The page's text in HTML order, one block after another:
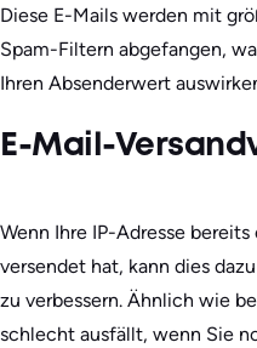
Diese E-Mails werden mit
Spam-Filtern abgefangen,
Ihren Absenderwert
E-Mail-
Wenn Ihre IP-Adresse
versendet hat, kann dies
zu verbessern. Ähnlich wie
schlecht ausfällt, wenn Sie